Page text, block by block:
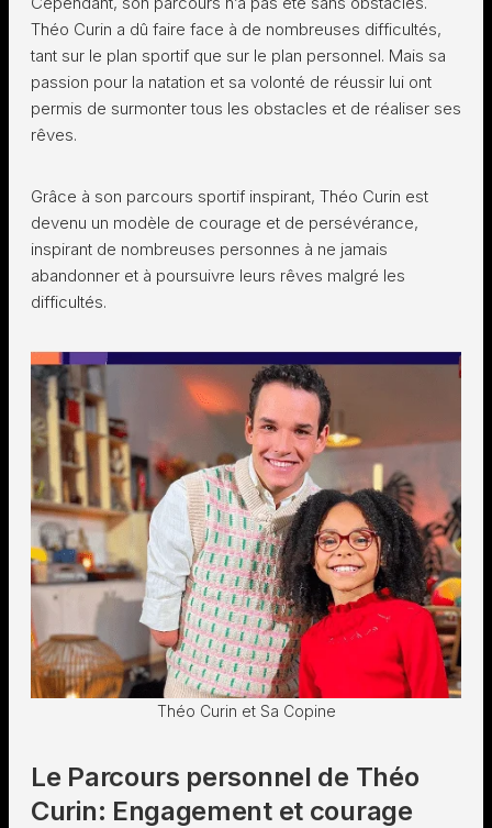
Théo Curin a dû faire face à de nombreuses difficultés,
tant sur le plan sportif que sur le plan personnel. Mais sa
passion pour la natation et sa volonté de réussir lui ont
permis de surmonter tous les obstacles et de réaliser ses
rêves.
Grâce à son parcours sportif inspirant, Théo Curin est
devenu un modèle de courage et de persévérance,
inspirant de nombreuses personnes à ne jamais
abandonner et à poursuivre leurs rêves malgré les
difficultés.
Théo Curin et Sa Copine
Le Parcours personnel de Théo
Curin: Engagement et courage